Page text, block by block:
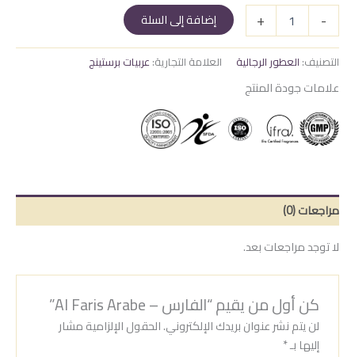
-
كمية
الفارس
–
Al
Arabe
+ إضافة إلى السلة
التصنيف: العطور الرجالية العلامة التجارية:عربيات برستينج
علامات جودة المنتج
مراجعات (0)
لا توجد مراجعات بعد.
كن أول من يقيم “الفارس – Al Faris Arabe”
لن يتم نشر عنوان بريدك الإلكتروني.الحقول الإلزامية مشار
إليها بـ*